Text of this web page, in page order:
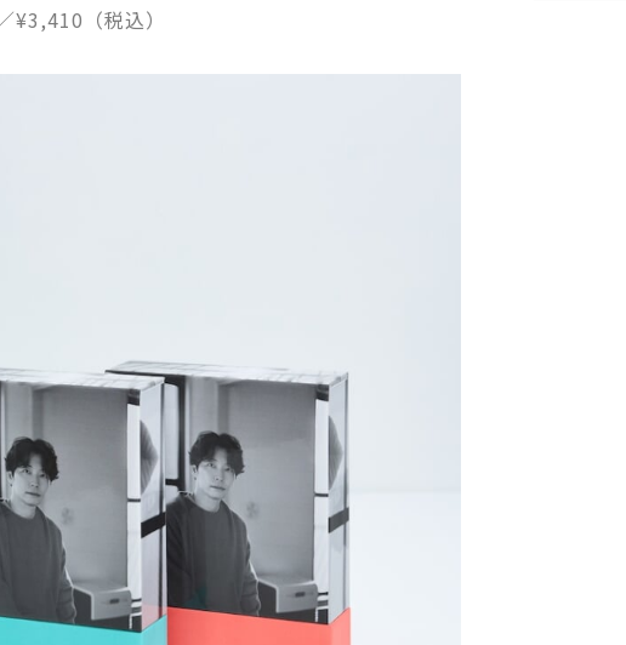
¥3,410（税込）